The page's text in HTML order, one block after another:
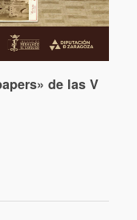
de las V